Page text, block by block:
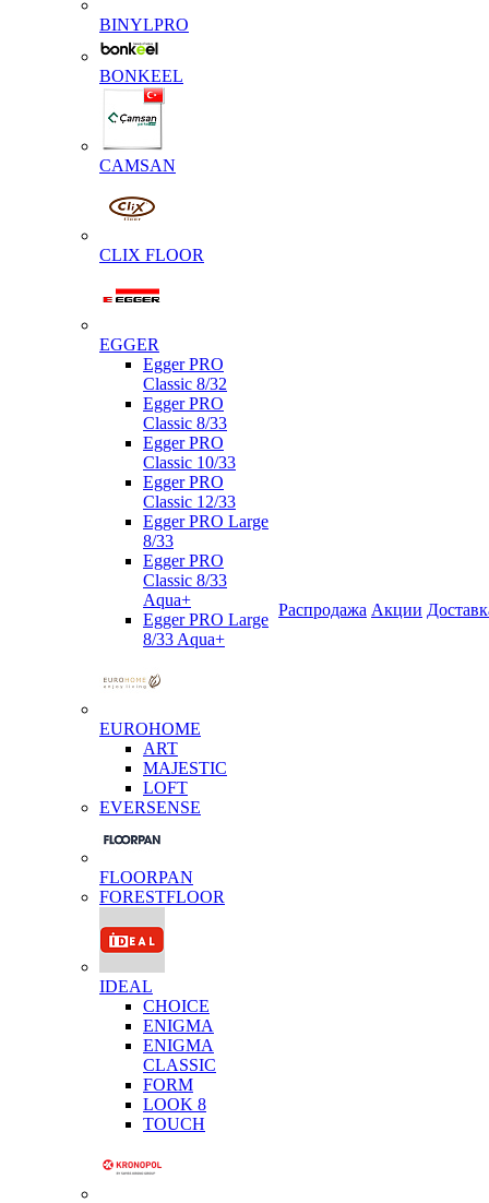
BINYLPRO
BONKEEL
CAMSAN
CLIX FLOOR
EGGER
Egger PRO
Classic 8/32
Egger PRO
Classic 8/33
Egger PRO
Classic 10/33
Egger PRO
Classic 12/33
Egger PRO Large
8/33
Egger PRO
Classic 8/33
Aqua+
Egger PRO Large
8/33 Aqua+
EUROHOME
ART
MAJESTIC
LOFT
EVERSENSE
FLOORPAN
FORESTFLOOR
IDEAL
CHOICE
ENIGMA
ENIGMA
CLASSIC
FORM
LOOK 8
TOUCH
Распродажа Акции